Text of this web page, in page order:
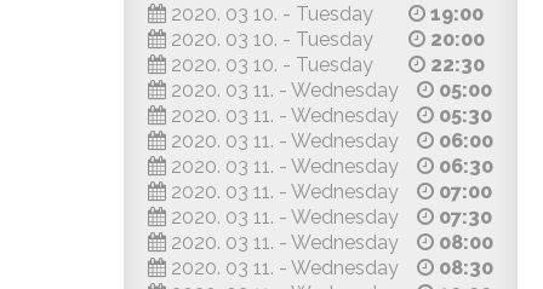
2020. 03 10. - Tuesday
19:00
2020. 03 10. - Tuesday
20:00
2020. 03 10. - Tuesday
22:30
2020. 03 11. - Wednesday
05:00
2020. 03 11. - Wednesday
05:30
2020. 03 11. - Wednesday
06:00
2020. 03 11. - Wednesday
06:30
2020. 03 11. - Wednesday
07:00
2020. 03 11. - Wednesday
07:30
2020. 03 11. - Wednesday
08:00
2020. 03 11. - Wednesday
08:30